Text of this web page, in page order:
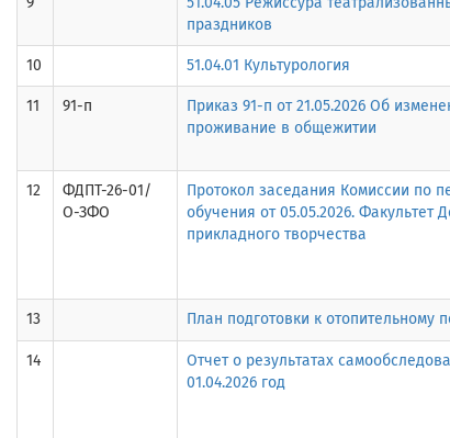
праздников
10 51.04.01 Культурология
11 91-п
Приказ 91-п от 21.05.2026 Об
проживание в общежитии
12
ФДПТ-26-01/
О-ЗФО
Протокол заседания Комиссии по
обучения от 05.05.2026. Факультет
прикладного творчества
13 План подготовки к отопительному
14
Отчет о результатах
01.04.2026 год